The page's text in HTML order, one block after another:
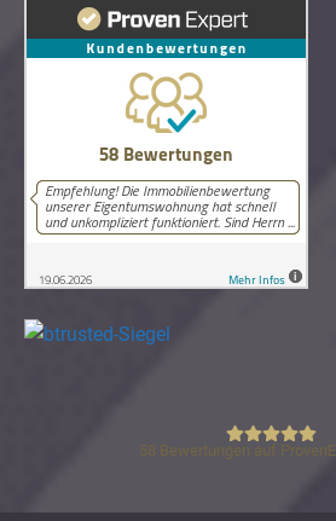
Lutz
58 Bewertungen auf